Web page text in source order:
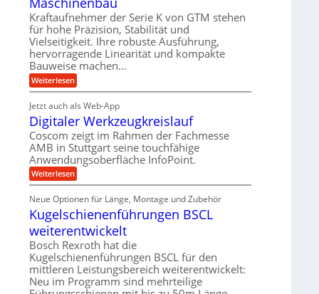
r
i
e
b
e
f
ü
r
r
a
u
e
U
m
g
e
b
n
g
e
u
f
t
r
a
g
s
i
n
g
a
n
g
,
w
e
n
i
g
e
r
S
t
e
l
l
n
t
a
n
g
e
n
g
e
t
r
i
b
e
f
ü
r
p
r
z
i
e
H
u
b
b
e
Kraftaufnehmer der Serie K von GTM stehen
für hohe Präzision, Stabilität und
Vielseitigkeit. Ihre robuste Ausführung,
hervorragende Linearität und kompakte
Bauweise machen…
Weiterlesen:
P
ä
z
i
s
i
o
n
f
ü
r
A
u
t
o
m
o
i
v
Jetzt auch als Web-App
Digitaler Werkzeugkreislauf
Coscom zeigt im Rahmen der Fachmesse
AMB in Stuttgart seine touchfähige
Anwendungsoberfläche InfoPoint.
Weiterlesen:
D
g
i
t
a
l
e
r
W
e
Neue Optionen für Länge, Montage und Zubehör
Kugelschienenführungen BSCL
weiterentwickelt
Bosch Rexroth hat die
Kugelschienenführungen BSCL für den
mittleren Leistungsbereich weiterentwickelt:
Neu im Programm sind mehrteilige